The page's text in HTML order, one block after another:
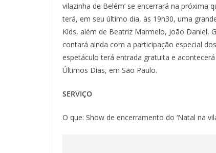
vilazinha de Belém’ se encerrará na próxima
terá, em seu último dia, às 19h30, uma
Kids, além de Beatriz Marmelo, João Daniel,
contará ainda com a participação especial
espetáculo terá entrada gratuita e
Últimos Dias, em São Paulo.
SERVIÇO
O que: Show de encerramento do ‘Natal na